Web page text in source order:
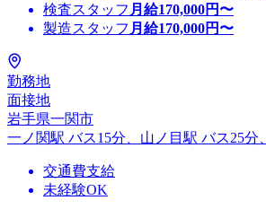
検査スタッフ 月給170,000円〜
製造スタッフ 月給170,000円〜
勤務地
面接地
岩手県一関市
一ノ関駅 バス15分、山ノ目駅 バス25分
交通費支給
未経験OK